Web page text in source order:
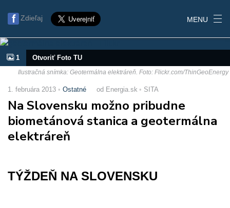
Zdieľaj MENU
1 Otvoriť Foto TU
Ilustračná snímka: Geotermálna elektráreň. Foto: Flickr.com/ThinGeoEnergy
1. februára 2013 Ostatné od Energia.sk SITA
Na Slovensku možno pribudne
biometánová stanica a geotermálna
elektráreň
TÝŽDEŇ NA SLOVENSKU